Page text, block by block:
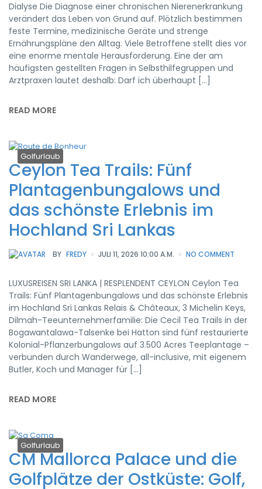
Dialyse Die Diagnose einer chronischen Nierenerkrankung
verändert das Leben von Grund auf. Plötzlich bestimmen
feste Termine, medizinische Geräte und strenge
Ernährungspläne den Alltag. Viele Betroffene stellt dies vor
eine enorme mentale Herausforderung. Eine der am
häufigsten gestellten Fragen in Selbsthilfegruppen und
Arztpraxen lautet deshalb: Darf ich überhaupt […]
READ MORE
Golfurlaub
Ceylon Tea Trails: Fünf
Plantagenbungalows und
das schönste Erlebnis im
Hochland Sri Lankas
BY FREDY JULI 11, 2026 10:00 A.M. NO COMMENT
LUXUSREISEN SRI LANKA | RESPLENDENT CEYLON Ceylon Tea
Trails: Fünf Plantagenbungalows und das schönste Erlebnis
im Hochland Sri Lankas Relais & Châteaux, 3 Michelin Keys,
Dilmah-Teeunternehmerfamilie: Die Cecil Tea Trails in der
Bogawantalawa-Talsenke bei Hatton sind fünf restaurierte
Kolonial-Pflanzerbungalows auf 3.500 Acres Teeplantage –
verbunden durch Wanderwege, all-inclusive, mit eigenem
Butler, Koch und Manager für […]
READ MORE
Golfurlaub
CM Mallorca Palace und die
Golfplätze der Ostküste: Golf,